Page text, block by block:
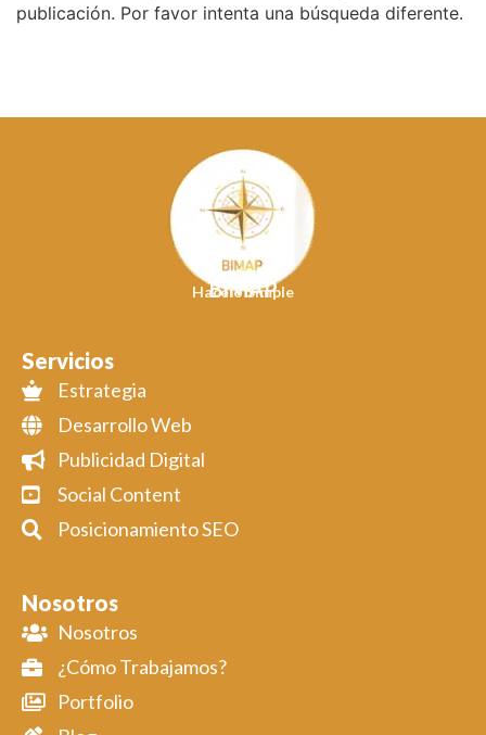
publicación. Por favor intenta una búsqueda diferente.
BIMAP
Hacelo Simple
Servicios
Estrategia
Desarrollo Web
Publicidad Digital
Social Content
Posicionamiento SEO
Nosotros
Nosotros
¿Cómo Trabajamos?
Portfolio